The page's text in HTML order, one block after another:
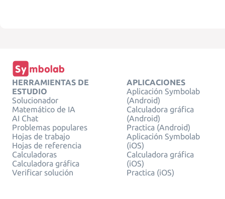
HERRAMIENTAS DE
ESTUDIO
Solucionador
Matemático de IA
AI Chat
Problemas populares
Hojas de trabajo
Hojas de referencia
Calculadoras
Calculadora gráfica
Verificar solución
APLICACIONES
Aplicación Symbolab
(Android)
Calculadora gráfica
(Android)
Practica (Android)
Aplicación Symbolab
(iOS)
Calculadora gráfica
(iOS)
Practica (iOS)